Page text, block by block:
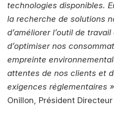
technologies disponibles.
la recherche de solutions
d’améliorer l’outil de
d’optimiser nos
empreinte
attentes de nos clients et
exigences réglementaires »
Onillon, Président